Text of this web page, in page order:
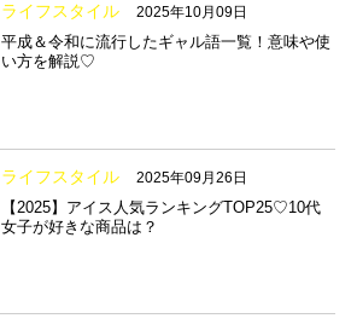
ライフスタイル 2025年10月09日
平成＆令和に流行したギャル語一覧！意味や使
い方を解説♡
ライフスタイル 2025年09月26日
【2025】アイス人気ランキングTOP25♡10代
女子が好きな商品は？